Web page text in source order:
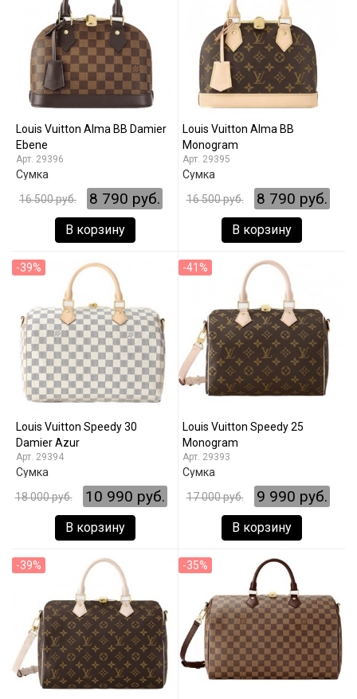
Louis Vuitton Alma BB Damier
Ebene
29396
Сумка
16 500 руб.
8 790 руб.
В корзину
Louis Vuitton Alma BB
Monogram
29395
Сумка
16 500 руб.
8 790 руб.
В корзину
-39%
Louis Vuitton Speedy 30
Damier Azur
29394
Сумка
18 000 руб.
10 990 руб.
В корзину
-41%
Louis Vuitton Speedy 25
Monogram
29393
Сумка
17 000 руб.
9 990 руб.
В корзину
-39% -35%